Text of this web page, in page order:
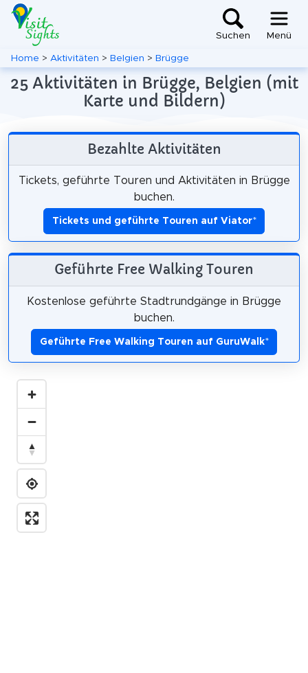
Suchen Menü
Home > Aktivitäten > Belgien > Brügge
25 Aktivitäten in Brügge, Belgien (mit
Karte und Bildern)
Bezahlte Aktivitäten
Tickets, geführte Touren und Aktivitäten in Brügge
buchen.
Tickets und geführte Touren auf Viator*
Geführte Free Walking Touren
Kostenlose geführte Stadtrundgänge in Brügge
buchen.
Geführte Free Walking Touren auf GuruWalk*